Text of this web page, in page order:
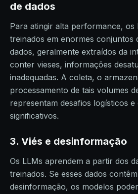
de dados
Para atingir alta performance, os
treinados em enormes conjuntos
dados, geralmente extraídos da
conter vieses, informações
inadequadas. A coleta, o
processamento de tais volumes
representam desafios logísticos e
significativos.
3. Viés e desinformação
Os LLMs aprendem a partir dos
treinados. Se esses dados
desinformação, os modelos